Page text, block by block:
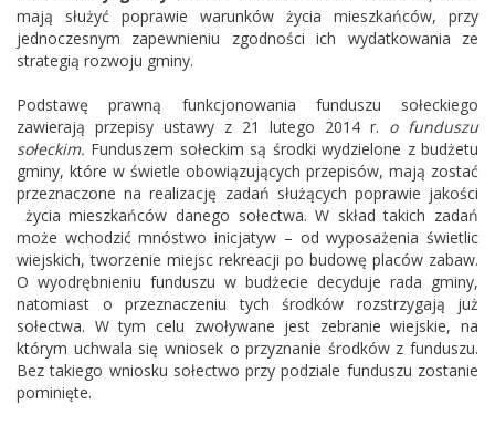
mają służyć poprawie warunków życia mieszkańców, przy
jednoczesnym zapewnieniu zgodności ich wydatkowania ze
strategią rozwoju gminy.
Podstawę prawną funkcjonowania funduszu sołeckiego
zawierają przepisy ustawy z 21 lutego 2014 r. o funduszu
sołeckim. Funduszem sołeckim są środki wydzielone z budżetu
gminy, które w świetle obowiązujących przepisów, mają zostać
przeznaczone na realizację zadań służących poprawie jakości
życia mieszkańców danego sołectwa. W skład takich zadań
może wchodzić mnóstwo inicjatyw – od wyposażenia świetlic
wiejskich, tworzenie miejsc rekreacji po budowę placów zabaw.
O wyodrębnieniu funduszu w budżecie decyduje rada gminy,
natomiast o przeznaczeniu tych środków rozstrzygają już
sołectwa. W tym celu zwoływane jest zebranie wiejskie, na
którym uchwala się wniosek o przyznanie środków z funduszu.
Bez takiego wniosku sołectwo przy podziale funduszu zostanie
pominięte.